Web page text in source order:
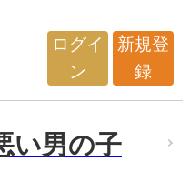
ログイ
ン
新規登
録
い男の子